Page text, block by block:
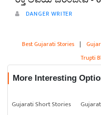
DANGER WRITER
Best Gujarati Stories |
Trupti
More Interesting
Gujarati Short Stories